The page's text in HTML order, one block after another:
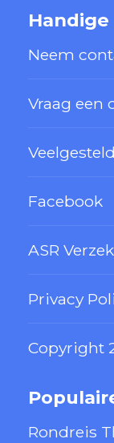
Neem
Vraag een
Facebook
ASR
Privacy
Copyright
Rondreis